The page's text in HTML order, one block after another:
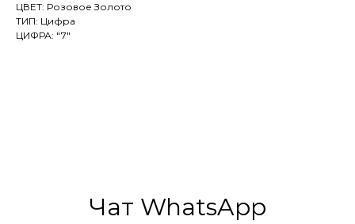
ЦВЕТ: Розовое Золото
ТИП: Цифра
ЦИФРА: "7"
Чат WhatsApp